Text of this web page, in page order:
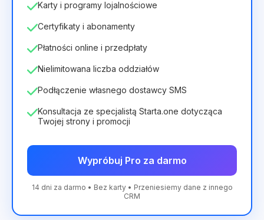
Karty i programy lojalnościowe
Certyfikaty i abonamenty
Płatności online i przedpłaty
Nielimitowana liczba oddziałów
Podłączenie własnego dostawcy SMS
Konsultacja ze specjalistą Starta.one dotycząca
Twojej strony i promocji
Wypróbuj Pro za darmo
14 dni za darmo • Bez karty • Przeniesiemy dane z innego
CRM